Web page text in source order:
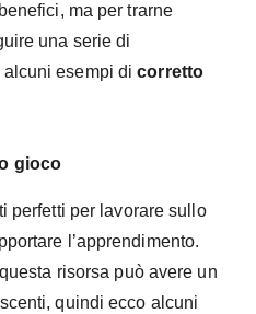
ma per trarne
una serie di
alcuni esempi dicorretto
gioco
perfetti per lavorare sullo
l’apprendimento.
risorsa può avere un
quindi ecco alcuni